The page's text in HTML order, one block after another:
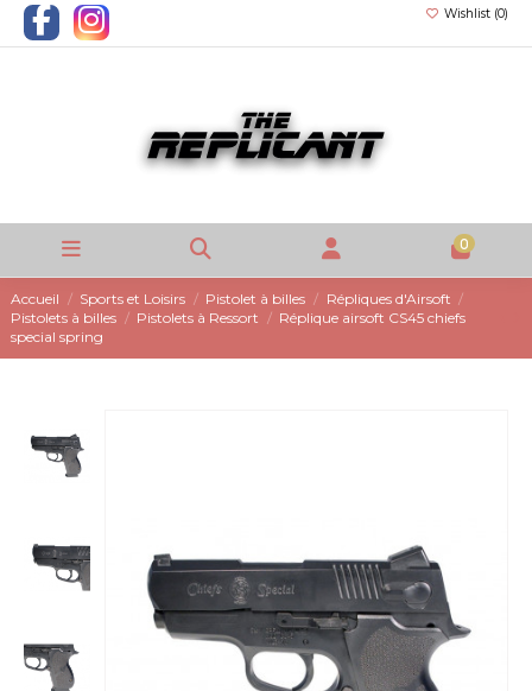
Wishlist (0)
0
Accueil Sports et Loisirs Pistolet à billes
Répliques d'Airsoft
Pistolets à billes
Pistolets à Ressort
Réplique airsoft CS45 chiefs
special spring